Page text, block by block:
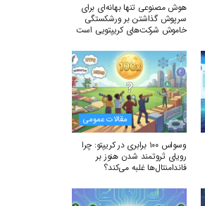
هوش مصنوعی تنها بهانه‌ای برای
سرپوش گذاشتن بر ورشکستگی
خاموش شرکت‌های کریپتویی است
مقالات عمومی
وسواس ۱۰۰ برابری در کریپتو: چرا
رویای ثروتمند شدن هنوز بر
فاندامنتال‌ها غلبه می‌کند؟